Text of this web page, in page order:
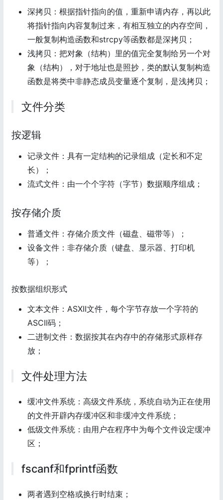
深拷贝：根据指针指向的值，重新申请内存，再以此
将指针指向内容复制过来，有相互独立的内存空间，
一般复制构造函数和strcpy等函数都是深拷贝；
浅拷贝：把对象（结构）里的值完全复制给另一个对
象（结构），对于地址也是照抄，类的默认复制构造
函数是将类中非静态成员变量逐个复制，是浅拷贝；
文件分类
按逻辑
记录文件：具有一定结构的记录组成（定长和不定
长）；
流式文件：由一个个字符（字节）数据顺序组成；
按存储介质
普通文件：存储介质文件（磁盘、磁带等）；
设备文件：非存储介质（键盘、显示器、打印机
等）；
按数据组织形式
文本文件：ASXII文件，每个字节存放一个字符的
ASCII码；
二进制文件：数据按其在内存中的存储形式原样存
放；
文件处理方法
缓冲文件系统：高级文件系统，系统自动为正在使用
的文件开辟内存缓冲区和非缓冲文件系统；
低级文件系统：由用户在程序中为每个文件设定缓冲
区；
fscanf和fprintf函数
两者遇到空格或换行时结束；